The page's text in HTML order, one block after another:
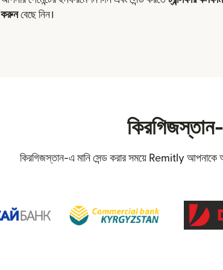
করুনবেছে নিন।
কিরগিজস্তান-এ মানি সেন্ড করার সময়ে Remitly আপনাকে